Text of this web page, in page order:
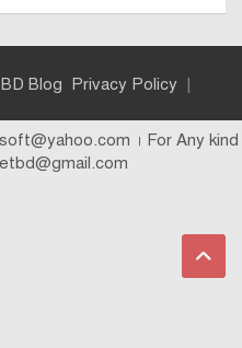
Blog Privacy Policy
। For Any kind